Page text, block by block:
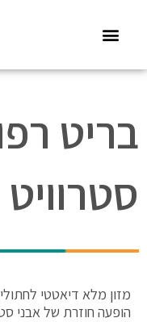
n
a
l
t
בריט
סטרוויט 2 ק"ג קטן
מזון מלא דיאטטי
הופעה חוזרת של אבני